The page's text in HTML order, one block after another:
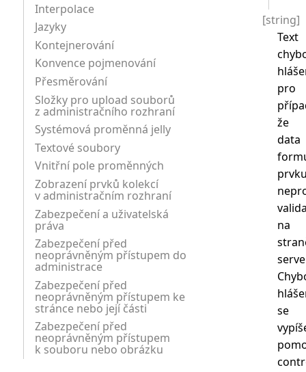
[string]
Text
pro
že
data
na
se
Interpolace
Jazyky
Kontejnerování
Konvence pojmenování
Přesměrování
Složky pro upload souborů
z administračního rozhraní
Systémová proměnná jelly
Textové soubory
Vnitřní pole proměnných
Zobrazení prvků kolekcí
v administračním rozhraní
Zabezpečení a uživatelská
práva
Zabezpečení před
neoprávněným přístupem do
administrace
Zabezpečení před
neoprávněným přístupem ke
stránce nebo její části
Zabezpečení před
neoprávněným přístupem
k souboru nebo obrázku